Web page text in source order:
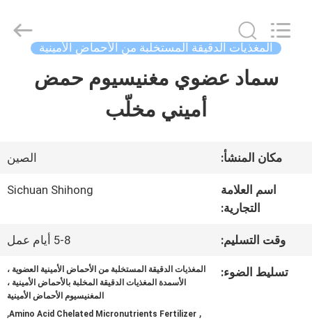
الصفحة
منتجات
أشرطة
فيديو
Sichuan
Shihong
Technology
المغذيات الدقيقة المستخلبة من الأحماض الأمينية
سماد عضوي مغنيسيوم حمض
أميني مخلّب
مكان المنشأ: الصين
اسم العلامة
التجارية:
Sichuan Shihong
وقت التسليم: 5-8 أيام عمل
تسليط الضوء:
المغذيات الدقيقة المستخلبة من الأحماض الأمينية العضوية ،
الأسمدة المغذيات الدقيقة المخلبة بالأحماض الأمينية ،
المغنيسيوم الأحماض الأمينية
,
Amino Acid Chelated Micronutrients Fertilizer
,